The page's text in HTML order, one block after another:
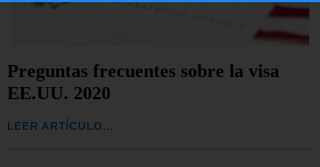
Preguntas frecuentes sobre la visa
EE.UU. 2020
LEER ARTÍCULO...